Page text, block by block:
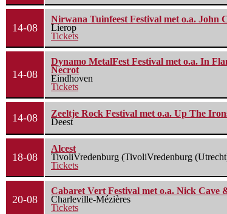
14-08
Nirwana Tuinfeest Festival met o.a. John
Lierop
Tickets
14-08
Dynamo MetalFest Festival met o.a. In
Necrot
Eindhoven
Tickets
14-08
Zeeltje Rock Festival met o.a. Up The
Deest
18-08
Alcest
TivoliVredenburg (TivoliVredenburg
Tickets
20-08
Cabaret Vert Festival met o.a. Nick Cave
Charleville-Mézières
Tickets